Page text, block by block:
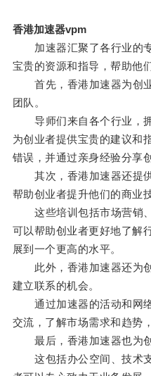
香港加速器vpm
加速器汇聚了各行业的专
宝贵的资源和指导，帮助他
首先，香港加速器为创业
团队。
导师们来自各个行业，拥
为创业者提供宝贵的建议和
错误，并通过亲身经验分享
其次，香港加速器还提供
帮助创业者提升他们的商业
这些培训包括市场营销、
可以帮助创业者更好地了解
展到一个更高的水平。
此外，香港加速器还为创
建立联系的机会。
通过加速器的活动和网络
交流，了解市场需求和趋势
最后，香港加速器也为创
这包括办公空间、技术支